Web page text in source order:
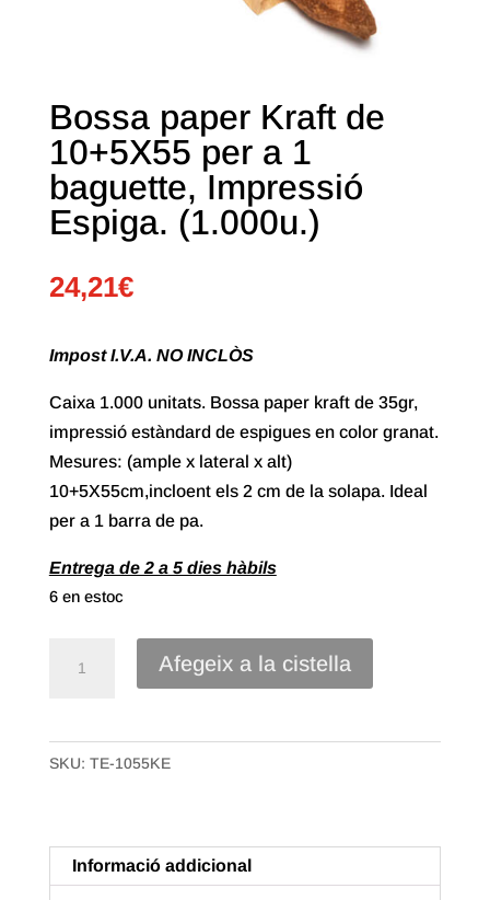
Bossa paper Kraft de
10+5X55 per a 1
baguette, Impressió
Espiga. (1.000u.)
24,21€
Impost I.V.A. NO INCLÒS
Caixa 1.000 unitats. Bossa paper kraft de 35gr,
impressió estàndard de espigues en color granat.
Mesures: (ample x lateral x alt)
10+5X55cm,incloent els 2 cm de la solapa. Ideal
per a 1 barra de pa.
Entrega de 2 a 5 dies hàbils
6 en estoc
paper
Kraft
per
a
Afegeix a la cistella
SKU: TE-1055KE
Informació addicional